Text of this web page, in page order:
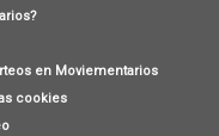
en Moviementarios
cookies